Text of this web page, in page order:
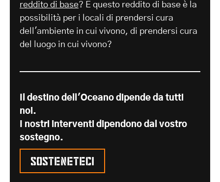
reddito di base? E questo reddito di base è la
possibilità per i locali di prendersi cura
dell'ambiente in cui vivono, di prendersi cura
del luogo in cui vivono?
Il destino dell'Oceano dipende da tutti
noi.
I nostri interventi dipendono dal vostro
sostegno.
Sosteneteci